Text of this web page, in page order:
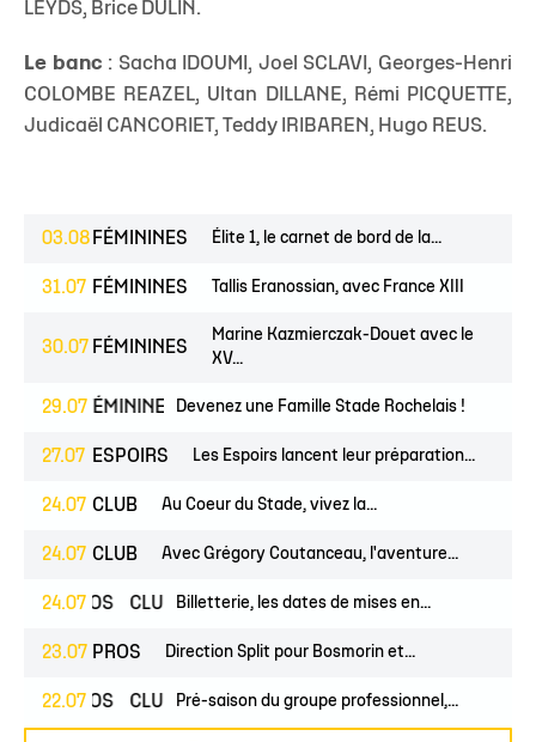
LEYDS, Brice DULIN.
Le banc : Sacha IDOUMI, Joel SCLAVI, Georges-Henri
COLOMBE REAZEL, Ultan DILLANE, Rémi PICQUETTE,
Judicaël CANCORIET, Teddy IRIBAREN, Hugo REUS.
03.08 FÉMININES Élite 1, le carnet de bord de la...
31.07 FÉMININES Tallis Eranossian, avec France XIII
30.07 FÉMININES
Marine Kazmierczak-Douet avec le
XV...
29.07
FÉMININES CLUB
Devenez une Famille Stade Rochelais !
27.07 ESPOIRS Les Espoirs lancent leur préparation...
24.07 CLUB Au Coeur du Stade, vivez la...
24.07 CLUB Avec Grégory Coutanceau, l'aventure...
24.07
PROS CLUB Billetterie, les dates de mises en...
23.07 PROS Direction Split pour Bosmorin et...
22.07
PROS CLUB Pré-saison du groupe professionnel,...